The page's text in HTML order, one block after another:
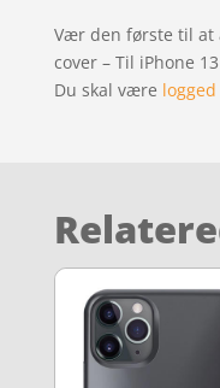
Vær den første til at
cover – Til iPhone
Du skal være